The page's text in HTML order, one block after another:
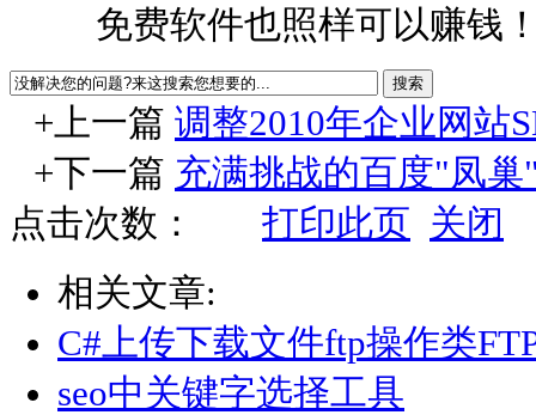
免费软件也照样可以赚钱
+上一篇 调整2010年企业网站
+下一篇 充满挑战的百度"凤巢
点击次数：
打印此页 关闭
相关文章:
C#上传下载文件ftp操作类
seo中关键字选择工具